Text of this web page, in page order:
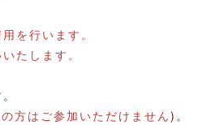
を行います。
たします。
方はご参加いただけません)。